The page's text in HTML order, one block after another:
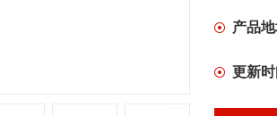
产品地
更新时